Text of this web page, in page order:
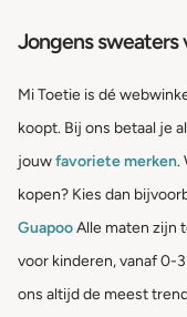
Jongens sweaters
Mi Toetie is dé
koopt. Bij ons betaal je
jouwfavoriete merken.
kopen? Kies dan
GuapooAlle maten zijn
voor kinderen, vanaf 0-
ons altijd de meest